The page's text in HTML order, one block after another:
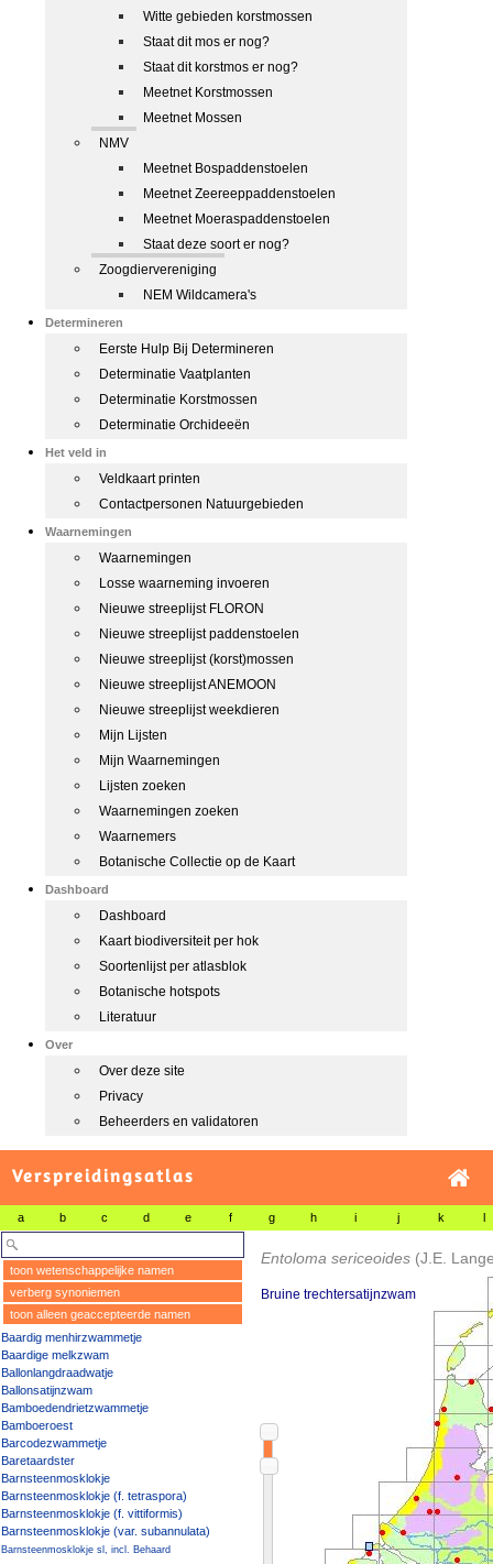
Witte gebieden korstmossen
Staat dit mos er nog?
Staat dit korstmos er nog?
Meetnet Korstmossen
Meetnet Mossen
NMV
Meetnet Bospaddenstoelen
Meetnet Zeereeppaddenstoelen
Meetnet Moeraspaddenstoelen
Staat deze soort er nog?
Zoogdiervereniging
NEM Wildcamera's
Determineren
Eerste Hulp Bij Determineren
Determinatie Vaatplanten
Determinatie Korstmossen
Determinatie Orchideeën
Het veld in
Veldkaart printen
Contactpersonen Natuurgebieden
Waarnemingen
Waarnemingen
Losse waarneming invoeren
Nieuwe streeplijst FLORON
Nieuwe streeplijst paddenstoelen
Nieuwe streeplijst (korst)mossen
Nieuwe streeplijst ANEMOON
Nieuwe streeplijst weekdieren
Mijn Lijsten
Mijn Waarnemingen
Lijsten zoeken
Waarnemingen zoeken
Waarnemers
Botanische Collectie op de Kaart
Dashboard
Dashboard
Kaart biodiversiteit per hok
Soortenlijst per atlasblok
Botanische hotspots
Literatuur
Over
Over deze site
Privacy
Beheerders en validatoren
Verspreidingsatlas
a b c d e f g h i j k l
toon wetenschappelijke namen
verberg synoniemen
toon alleen geaccepteerde namen
Baardig menhirzwammetje
Baardige melkzwam
Ballonlangdraadwatje
Ballonsatijnzwam
Bamboedendrietzwammetje
Bamboeroest
Barcodezwammetje
Baretaardster
Barnsteenmosklokje
Barnsteenmosklokje (f. tetraspora)
Barnsteenmosklokje (f. vittiformis)
Barnsteenmosklokje (var. subannulata)
Barnsteenmosklokje sl, incl. Behaard
Entoloma sericeoides (J.E.
Bruine trechtersatijnzwam